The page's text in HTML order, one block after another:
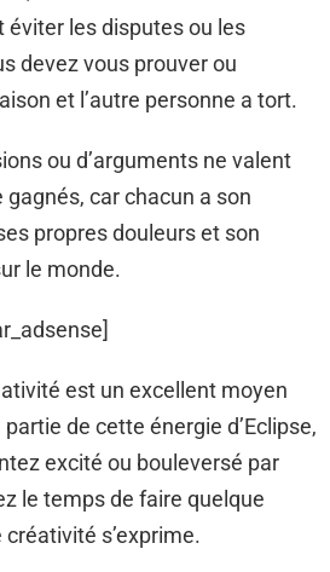
les disputes ou les
devez vous prouver ou
et l’autre personne a tort.
ou d’arguments ne valent
gagnés, car chacun a son
propres douleurs et son
le monde.
est un excellent moyen
de cette énergie d’Eclipse,
excité ou bouleversé par
le temps de faire quelque
s’exprime.